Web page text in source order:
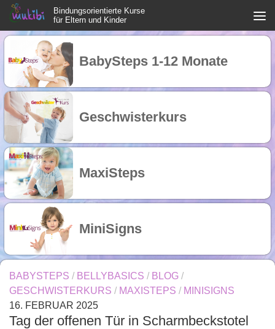
Zum Inhalt springen
Bindungsorientierte Kurse
für Eltern und Kinder
BabySteps 1-12 Monate
Geschwisterkurs
MaxiSteps
MiniSigns
BABYSTEPS / BELLYBASICS / BLOG /
GESCHWISTERKURS / MAXISTEPS / MINISIGNS
16. FEBRUAR 2025
Tag der offenen Tür in Scharmbeckstotel